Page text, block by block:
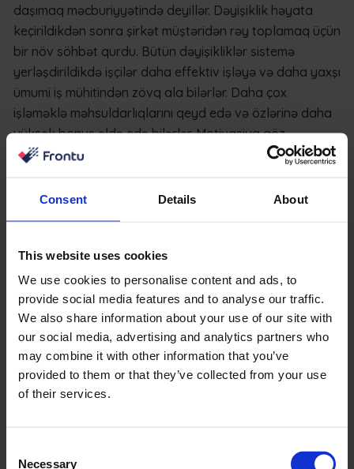
Consent Details About
This website uses cookies
We use cookies to personalise content and ads, to
provide social media features and to analyse our traffic.
We also share information about your use of our site with
our social media, advertising and analytics partners who
may combine it with other information that you’ve
provided to them or that they’ve collected from your use
of their services.
Necessary
daşımaq məcburiyyətində deyillər. Dəyişiklik həyata
keçirildikdən sonra şirkət müştəridən rəy toplamaq üçün
bir növ söhbət qurdu. Bütün dəyişikliklər sistemə
yerləşdirildikdə işçilər daha effektiv işləyə və daha yaxşı
ümumi iş mühitindən zövq ala bilərlər. Daha çox
işləməklə məhsuldarlıqlarını qeyd edə və özlərinə daha
yüksək bonus əldə edə bilərlər. Motivasiya göz
qabağındadır.
peşəkar alətdir. Heç bir xərc çəkmədən çox sürətli və
asanlıqla dəyişə biləcəyiniz bir alət. Əgər siz köhnə İT
sistemlərinin nəhəng mirasına malik böyük bir
təşkilatsınızsa, dəyişiklik əslində o qədər də asan deyil,
çox səy tələb edir və çoxlu xərc tələb edir.
İşləri daha sürətli və daha ucuz idarə edə bilən köhnə
sistemin tərəfində qurulmuş tamamilə yeni mühitə, daha
duyduqlarını, qurur və ya şirkət sədaqətini verməkdir.